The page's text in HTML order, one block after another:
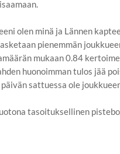
olen minä ja Lännen
pienemmän
mukaan 0.84
huonoimman tulos jää
päivän sattuessa ole
tasoituksellinen